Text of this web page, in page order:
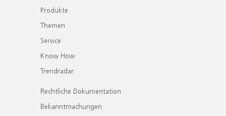
Produkte
Themen
Service
Know How
Trendradar
Rechtliche Dokumentation
Bekanntmachungen